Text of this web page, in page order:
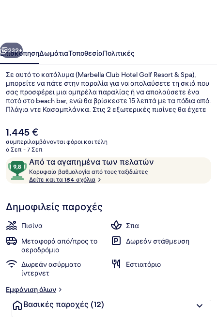
&
Spa
Επόμενο
232+
ΕπισκόπησηΔωμάτιαΤοποθεσίαΠολιτικές
Σε αυτό το κατάλυμα (Marbella Club Hotel Golf Resort & Spa),
μπορείτε να πάτε στην παραλία για να απολαύσετε τη σκιά που
σας προσφέρει μια ομπρέλα παραλίας ή να απολαύσετε ένα
ποτό στο beach bar, ενώ θα βρίσκεστε 15 λεπτά με τα πόδια από:
Πλάγια ντε Κασαμπλάνκα. Στις 2 εξωτερικές πισίνες θα έχετε
όρεξη για περιποιήσεις μπορούν να επισκεφτούν το σπα για να
απολαύσουν βαθύ μασάζ ιστών, περιτυλίξεις σώματος και
αρωματοθεραπεία. Στις επιλογές φαγητού περιλαμβάνονται
include 6 εστιατόρια, ενώ τα 2 μπαρ/lounge είναι εξαιρετικά
μέρη για να απολαύσετε ένα δροσερό ποτό. Σε αυτό το
ξενοδοχείο (πολυτελείας) προσφέρονται επίσης παροχές όπως
γήπεδο γκολφ, μπαρ δίπλα στην πισίνα, και health club που είναι
Η
τρέχουσα
τιμή
1.445 €
1.445 €
συμπεριλαμβάνονται φόροι και τέλη
6 Σεπ - 7 Σεπ
ΣχόλιαΑπό τα αγαπημένα των πελατών
9,8
στα
10,
τα
αγαπημένα
των
Κορυφαία βαθμολογία από τους ταξιδιώτες
θ
ο
Δείτε και τα 184 σχόλια
Δημοφιλείς παροχές
Πισίνα
Σπα
Μεταφορά από/προς το
αεροδρόμιο
Δωρεάν στάθμευση
Δωρεάν ασύρματο
ίντερνετ
Εστιατόριο
Εμφάνιση όλων
Βασικές παροχές (12)